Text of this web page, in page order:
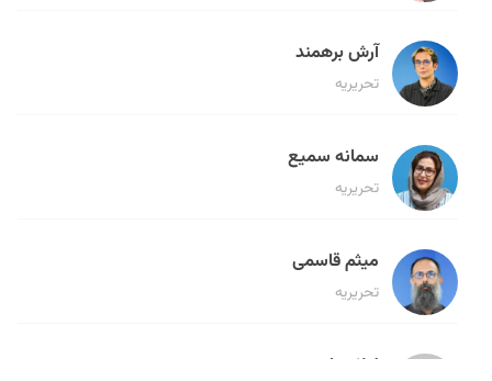
آرش برهمند
تحریریه
سمانه سمیع
تحریریه
میثم قاسمی
تحریریه
لیلا حنارود